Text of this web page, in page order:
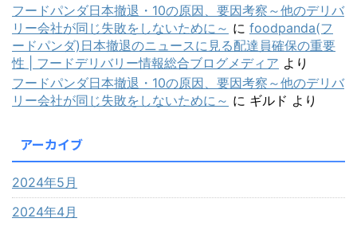
フードパンダ日本撤退・10の原因、要因考察～他のデリバ
リー会社が同じ失敗をしないために～ に foodpanda(フ
ードパンダ)日本撤退のニュースに見る配達員確保の重要
性 | フードデリバリー情報総合ブログメディア より
フードパンダ日本撤退・10の原因、要因考察～他のデリバ
リー会社が同じ失敗をしないために～ に ギルド より
アーカイブ
2024年5月
2024年4月